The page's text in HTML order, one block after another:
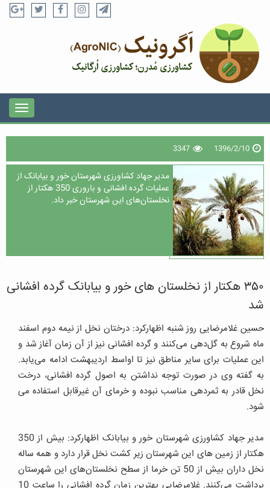
1396/2/10
3347
مدیر جهاد کشاورزی شهرستان خور و بیابانک از
عملیات گرده افشانی و باروری 350 هکتار از
نخلستان‌های این شهرستان خبر داد.
۳۵۰ هکتار از نخلستان های خور و بیابانک گرده افشانی
شد
حسین غلامرضایی روز شنبه اظهارکرد: درختان نخل از نیمه دوم اسفند
ماه شروع به گل‌دهی می‌کنند و گرده افشانی نیز از آن زمان آغاز شد و
این عملیات برای سایر مناطق نیز تا اواسط اردیبهشت ادامه می‌یابد.
به گفته وی در صورت توجه نداشتن به اصول گرده افشانی، درخت
نخل قادر به ثمردهی مناسب نبوده و خرمای آن غیرقابل استفاده می
‌شود.
مدیر جهاد کشاورزی شهرستان خور و بیابانک اظهارکرد: بیش از 350
هکتار از زمین های این شهرستان زیر کشت نخل قرار دارد و همه ساله
نخل داران بیش از 50 تن خرما از سطح نخلستان‌های این شهرستان